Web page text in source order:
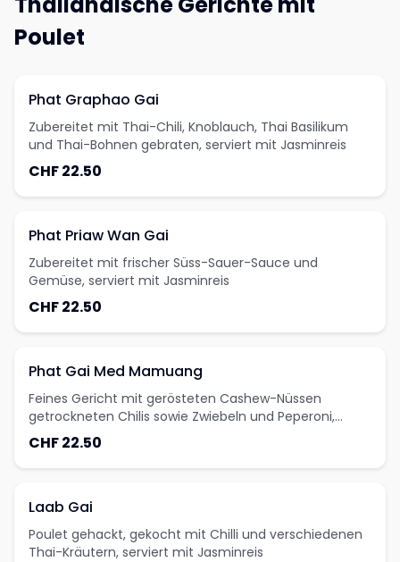
Poulet
Phat Graphao Gai
Zubereitet mit Thai-Chili, Knoblauch, Thai Basilikum
und Thai-Bohnen gebraten, serviert mit Jasminreis
CHF 22.50
Phat Priaw Wan Gai
Zubereitet mit frischer Süss-Sauer-Sauce und
Gemüse, serviert mit Jasminreis
CHF 22.50
Phat Gai Med Mamuang
Feines Gericht mit gerösteten Cashew-Nüssen
getrockneten Chilis sowie Zwiebeln und Peperoni,
serviert mit Jasminreis
CHF 22.50
Laab Gai
Poulet gehackt, gekocht mit Chilli und verschiedenen
Thai-Kräutern, serviert mit Jasminreis